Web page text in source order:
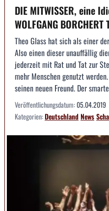
DIE MITWISSER, eine
WOLFGANG
Theo Glass hat sich als einer
Also einen dieser unauffällig
jederzeit mit Rat und Tat zur
mehr Menschen genutzt
seinen neuen Freund. Der
Veröffentlichungsdatum:05.04.2019
Kategorien:DeutschlandNews